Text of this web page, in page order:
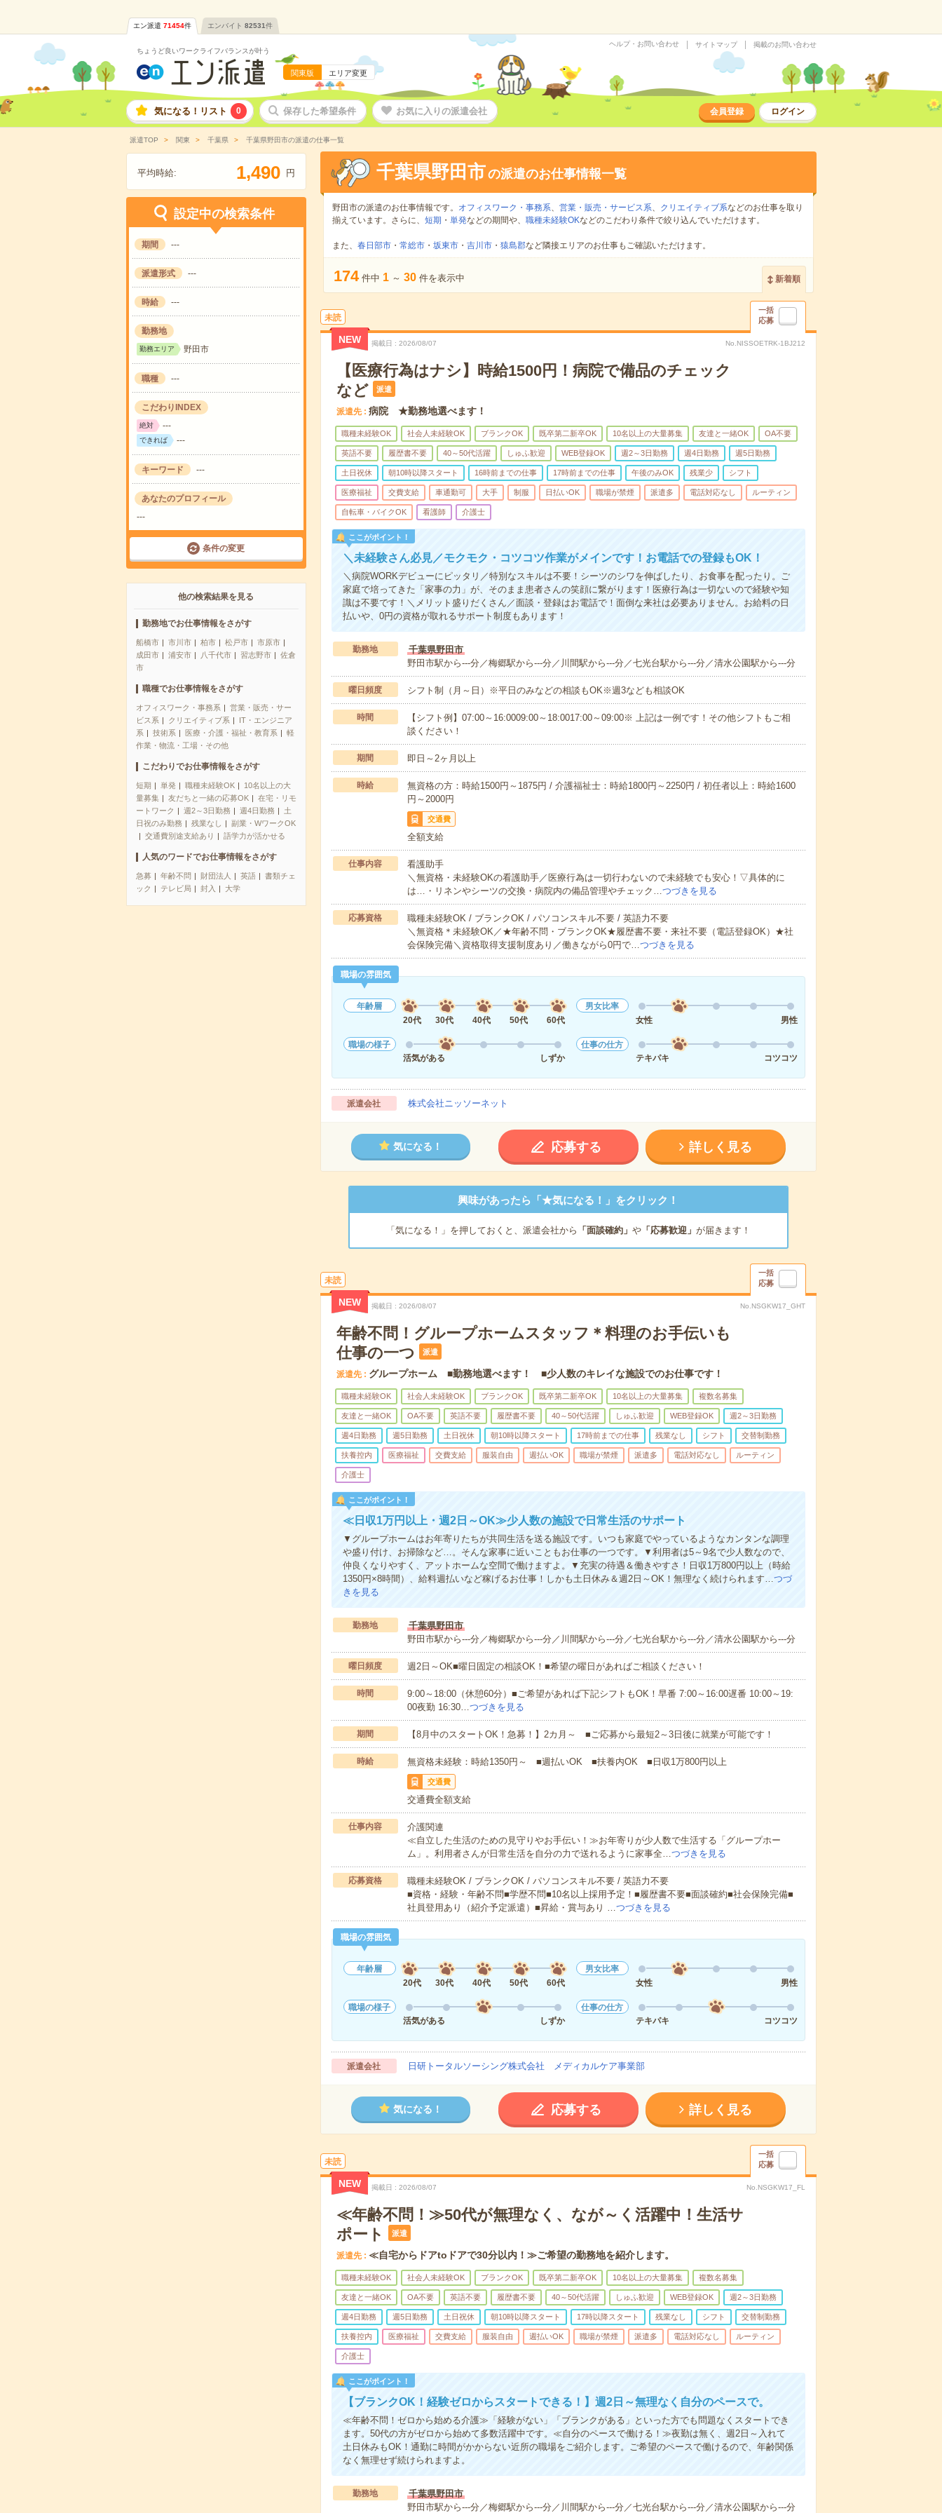
エン派遣 71454件 エンバイト 82531件
ちょうど良いワークライフバランスが叶う
関東版 エリア変更
ヘルプ・お問い合わせ サイトマップ 掲載のお問い合わせ
気になる！リスト 0 保存した希望条件 お気に入りの派遣会社 会員登録 ログイン
派遣TOP 関東 千葉県 千葉県野田市の派遣の仕事一覧
平均時給: 1,490 円
設定中の検索条件
期間 ---
派遣形式 ---
時給 ---
勤務地
勤務エリア 野田市
職種 ---
こだわりINDEX
絶対 ---
できれば ---
キーワード ---
あなたのプロフィール
---
条件の変更
他の検索結果を見る
勤務地でお仕事情報をさがす
船橋市 市川市 柏市 松戸市
市原市
成田市
浦安市 八千代市 習志野市
佐倉
市
職種でお仕事情報をさがす
オフィスワーク・事務系
営業・販売・サー
ビス系
クリエイティブ系
IT・エンジニア
系
技術系 医療・介護・福祉・教育系
軽
作業・物流・工場・その他
こだわりでお仕事情報をさがす
短期 単発 職種未経験OK
10名以上の大
量募集
友だちと一緒の応募OK
在宅・リモ
ートワーク
週2～3日勤務 週4日勤務
土
日祝のみ勤務
残業なし
副業・WワークOK
交通費別途支給あり
語学力が活かせる
人気のワードでお仕事情報をさがす
急募 年齢不問 財団法人 英語
書類チェ
ック
テレビ局 封入 大学
千葉県野田市の派遣のお仕事情報一覧
野田市の派遣のお仕事情報です。 オフィスワーク・事務系、 営業・販売・サービス系、 クリエイティブ系などのお仕事を取り
揃えています。さらに、 短期 ・ 単発などの期間や、 職種未経験OKなどのこだわり条件で絞り込んでいただけます。
また、 春日部市・ 常総市・ 坂東市・ 吉川市・ 猿島郡など隣接エリアのお仕事もご確認いただけます。
174 件中 1 ～ 30 件を表示中 新着順
未読
一括
応募
NEW 掲載日 2026/08/07 No.NISSOETRK-1BJ212
【医療行為はナシ】時給1500円！病院で備品のチェック
など
派遣
派遣先 病院 ★勤務地選べます！
職種未経験OK 社会人未経験OK ブランクOK 既卒第二新卒OK 10名以上の大量募集 友達と一緒OK OA不要
英語不要 履歴書不要 40～50代活躍 しゅふ歓迎 WEB登録OK 週2～3日勤務 週4日勤務 週5日勤務
土日祝休 朝10時以降スタート 16時前までの仕事 17時前までの仕事 午後のみOK 残業少 シフト
医療福祉 交費支給 車通勤可 大手 制服 日払いOK 職場が禁煙 派遣多 電話対応なし ルーティン
自転車・バイクOK 看護師 介護士
ここがポイント！
＼未経験さん必見／モクモク・コツコツ作業がメインです！お電話での登録もOK！
＼病院WORKデビューにピッタリ／特別なスキルは不要！シーツのシワを伸ばしたり、お食事を配ったり。ご
家庭で培ってきた「家事の力」が、そのまま患者さんの笑顔に繋がります！医療行為は一切ないので経験や知
識は不要です！＼メリット盛りだくさん／面談・登録はお電話で！面倒な来社は必要ありません。お給料の日
払いや、0円の資格が取れるサポート制度もあります！
勤務地
千葉県野田市
野田市駅から---分／梅郷駅から---分／川間駅から---分／七光台駅から---分／清水公園駅から---分
曜日頻度 シフト制（月～日）※平日のみなどの相談もOK※週3なども相談OK
時間
【シフト例】07:00～16:0009:00～18:0017:00～09:00※ 上記は一例です！その他シフトもご相
談ください！
期間 即日～2ヶ月以上
時給
無資格の方：時給1500円～1875円 / 介護福祉士：時給1800円～2250円 / 初任者以上：時給1600
円～2000円
交通費
全額支給
仕事内容
看護助手
＼無資格・未経験OKの看護助手／医療行為は一切行わないので未経験でも安心！▽具体的に
は…・リネンやシーツの交換・病院内の備品管理やチェック…つづきを見る
応募資格
職種未経験OK / ブランクOK / パソコンスキル不要 / 英語力不要
＼無資格＊未経験OK／★年齢不問・ブランクOK★履歴書不要・来社不要（電話登録OK）★社
会保険完備＼資格取得支援制度あり／働きながら0円で…つづきを見る
職場の雰囲気
年齢層
20代
30代 40代 50代 60代
男女比率
女性
男性
職場の様子
活気がある
しずか
仕事の仕方
テキパキ
コツコツ
派遣会社 株式会社ニッソーネット
気になる！ 応募する 詳しく見る
興味があったら「★気になる！」をクリック！
「気になる！」を押しておくと、派遣会社から 「面談確約」 や「応募歓迎」 が届きます！
未読
一括
応募
NEW 掲載日 2026/08/07 No.NSGKW17_GHT
年齢不問！グループホームスタッフ＊料理のお手伝いも
仕事の一つ
派遣
派遣先 グループホーム ■勤務地選べます！ ■少人数のキレイな施設でのお仕事です！
職種未経験OK 社会人未経験OK ブランクOK 既卒第二新卒OK 10名以上の大量募集 複数名募集
友達と一緒OK OA不要 英語不要 履歴書不要 40～50代活躍 しゅふ歓迎 WEB登録OK 週2～3日勤務
週4日勤務 週5日勤務 土日祝休 朝10時以降スタート 17時前までの仕事 残業なし シフト 交替制勤務
扶養控内 医療福祉 交費支給 服装自由 週払いOK 職場が禁煙 派遣多 電話対応なし ルーティン
介護士
ここがポイント！
≪日収1万円以上・週2日～OK≫少人数の施設で日常生活のサポート
▼グループホームはお年寄りたちが共同生活を送る施設です。いつも家庭でやっているようなカンタンな調理
や盛り付け、お掃除など…。そんな家事に近いこともお仕事の一つです。▼利用者は5～9名で少人数なので、
仲良くなりやすく、アットホームな空間で働けますよ。▼充実の待遇＆働きやすさ！日収1万800円以上（時給
1350円×8時間）、給料週払いなど稼げるお仕事！しかも土日休み＆週2日～OK！無理なく続けられます…つづ
きを見る
勤務地
千葉県野田市
野田市駅から---分／梅郷駅から---分／川間駅から---分／七光台駅から---分／清水公園駅から---分
曜日頻度 週2日～OK■曜日固定の相談OK！■希望の曜日があればご相談ください！
時間
9:00～18:00（休憩60分）■ご希望があれば下記シフトもOK！早番 7:00～16:00遅番 10:00～19:
00夜勤 16:30…つづきを見る
期間 【8月中のスタートOK！急募！】2カ月～ ■ご応募から最短2～3日後に就業が可能です！
時給 無資格未経験：時給1350円～ ■週払いOK ■扶養内OK ■日収1万800円以上
交通費
交通費全額支給
仕事内容
介護関連
≪自立した生活のための見守りやお手伝い！≫お年寄りが少人数で生活する「グループホー
ム」。利用者さんが日常生活を自分の力で送れるように家事全…つづきを見る
応募資格
職種未経験OK / ブランクOK / パソコンスキル不要 / 英語力不要
■資格・経験・年齢不問■学歴不問■10名以上採用予定！■履歴書不要■面談確約■社会保険完備■
社員登用あり（紹介予定派遣）■昇給・賞与あり …つづきを見る
職場の雰囲気
年齢層
20代
30代 40代 50代 60代
男女比率
女性
男性
職場の様子
活気がある
しずか
仕事の仕方
テキパキ
コツコツ
派遣会社 日研トータルソーシング株式会社 メディカルケア事業部
気になる！ 応募する 詳しく見る
未読
一括
応募
NEW 掲載日 2026/08/07 No.NSGKW17_FL
≪年齢不問！≫50代が無理なく、なが～く活躍中！生活サ
ポート
派遣
派遣先 ≪自宅からドアtoドアで30分以内！≫ご希望の勤務地を紹介します。
職種未経験OK 社会人未経験OK ブランクOK 既卒第二新卒OK 10名以上の大量募集 複数名募集
友達と一緒OK OA不要 英語不要 履歴書不要 40～50代活躍 しゅふ歓迎 WEB登録OK 週2～3日勤務
週4日勤務 週5日勤務 土日祝休 朝10時以降スタート 17時以降スタート 残業なし シフト 交替制勤務
扶養控内 医療福祉 交費支給 服装自由 週払いOK 職場が禁煙 派遣多 電話対応なし ルーティン
介護士
ここがポイント！
【ブランクOK！経験ゼロからスタートできる！】週2日～無理なく自分のペースで。
≪年齢不問！ゼロから始める介護≫「経験がない」「ブランクがある」といった方でも問題なくスタートでき
ます。50代の方がゼロから始めて多数活躍中です。≪自分のペースで働ける！≫夜勤は無く、週2日～入れて
土日休みもOK！通勤に時間がかからない近所の職場をご紹介します。ご希望のペースで働けるので、年齢関係
なく無理せず続けられますよ。
勤務地
千葉県野田市
野田市駅から---分／梅郷駅から---分／川間駅から---分／七光台駅から---分／清水公園駅から---分